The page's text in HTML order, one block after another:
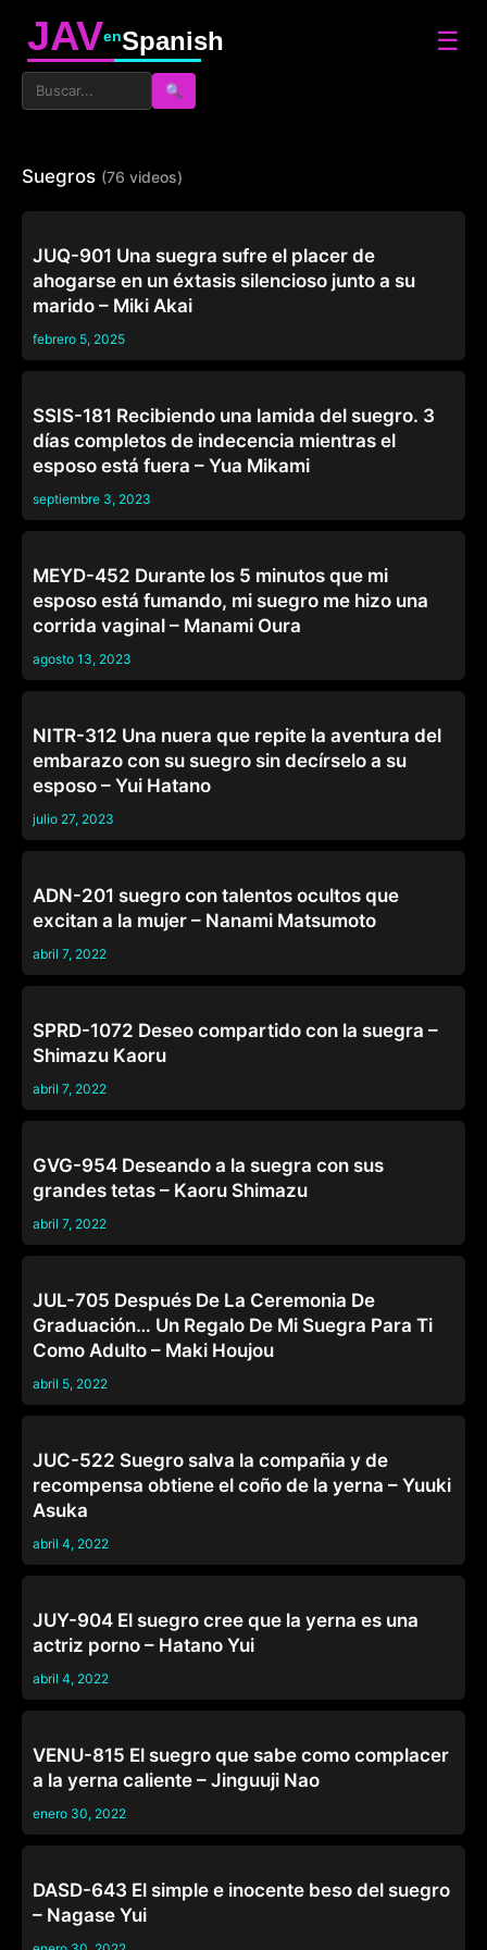
JAVenSpanish ☰
🔍
Suegros (76 videos)
JUQ-901 Una suegra sufre el placer de
ahogarse en un éxtasis silencioso junto a su
marido – Miki Akai
febrero 5, 2025
SSIS-181 Recibiendo una lamida del suegro. 3
días completos de indecencia mientras el
esposo está fuera – Yua Mikami
septiembre 3, 2023
MEYD-452 Durante los 5 minutos que mi
esposo está fumando, mi suegro me hizo una
corrida vaginal – Manami Oura
agosto 13, 2023
NITR-312 Una nuera que repite la aventura del
embarazo con su suegro sin decírselo a su
esposo – Yui Hatano
julio 27, 2023
ADN-201 suegro con talentos ocultos que
excitan a la mujer – Nanami Matsumoto
abril 7, 2022
SPRD-1072 Deseo compartido con la suegra –
Shimazu Kaoru
abril 7, 2022
GVG-954 Deseando a la suegra con sus
grandes tetas – Kaoru Shimazu
abril 7, 2022
JUL-705 Después De La Ceremonia De
Graduación… Un Regalo De Mi Suegra Para Ti
Como Adulto – Maki Houjou
abril 5, 2022
JUC-522 Suegro salva la compañia y de
recompensa obtiene el coño de la yerna – Yuuki
Asuka
abril 4, 2022
JUY-904 El suegro cree que la yerna es una
actriz porno – Hatano Yui
abril 4, 2022
VENU-815 El suegro que sabe como complacer
a la yerna caliente – Jinguuji Nao
enero 30, 2022
DASD-643 El simple e inocente beso del suegro
– Nagase Yui